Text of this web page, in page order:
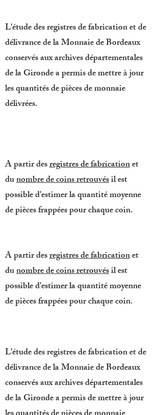
L'étude des registres de fabrication et de
délivrance de la Monnaie de Bordeaux
conservés aux archives départementales
de la Gironde a permis de mettre à jour
les quantités de pièces de monnaie
délivrées.
L'étude des registres de fabrication et de
délivrance de la Monnaie de Bordeaux
conservés aux archives départementales
de la Gironde a permis de mettre à jour
A partir desregistres de fabricationet
dunombre de coins retrouvésil est
possible d'estimer la quantité moyenne
de pièces frappées pour chaque coin.
A partir desregistres de fabricationet
dunombre de coins retrouvésil est
possible d'estimer la quantité moyenne
de pièces frappées pour chaque coin.